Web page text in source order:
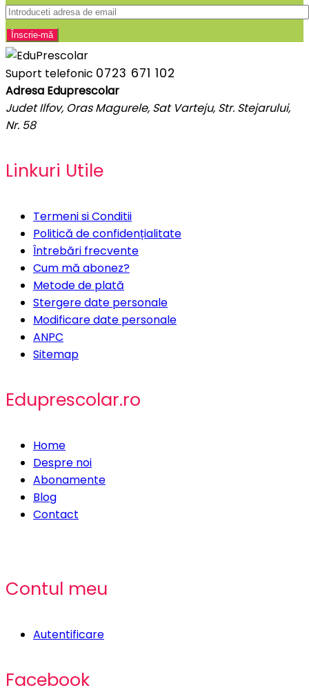
Suport telefonic 0723 671 102
Adresa Eduprescolar
Judet Ilfov, Oras Magurele, Sat Varteju, Str. Stejarului,
Nr. 58
Linkuri Utile
Termeni si Conditii
Politică de confidențialitate
Întrebări frecvente
Cum mă abonez?
Metode de plată
Stergere date personale
Modificare date personale
ANPC
Sitemap
Eduprescolar.ro
Home
Despre noi
Abonamente
Blog
Contact
Contul meu
Autentificare
Facebook